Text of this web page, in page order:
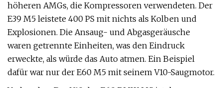
höheren AMGs, die Kompressoren verwendeten. Der
E39 M5 leistete 400 PS mit nichts als Kolben und
Explosionen. Die Ansaug- und Abgasgeräusche
waren getrennte Einheiten, was den Eindruck
erweckte, als würde das Auto atmen. Ein Beispiel
dafür war nur der E60 M5 mit seinem V10-Saugmotor.